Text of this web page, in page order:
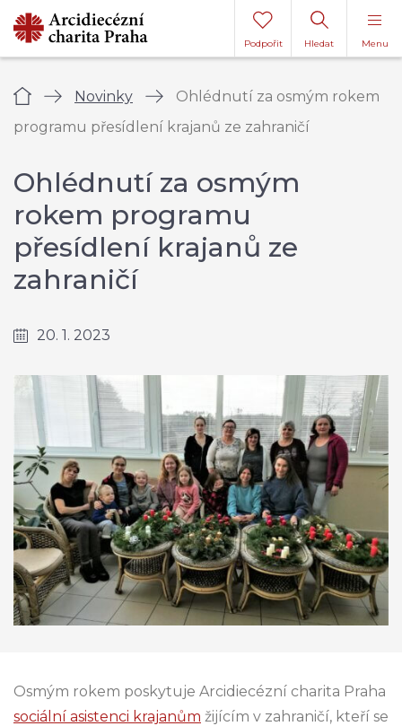
Menu
Hledat
Podpořit
Úvod Novinky
Ohlédnutí za osmým rokem
programu přesídlení krajanů ze zahraničí
Ohlédnutí za osmým
rokem programu
přesídlení krajanů ze
zahraničí
20. 1. 2023
Osmým rokem poskytuje Arcidiecézní charita Praha
sociální asistenci krajanům žijícím v zahraničí, kteří se